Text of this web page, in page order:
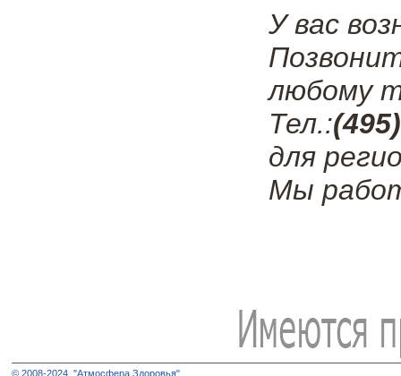
У вас
любому
Тел.:
для
Мы
© 2008-2024, "Атмосфера Здоровья"